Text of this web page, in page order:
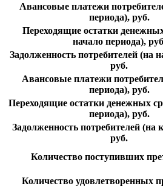
Авансовые платежи
периода), руб.
Переходящие остатки
начало периода),
Задолженность потребителей (на
руб.
Авансовые платежи
периода), руб.
Переходящие остатки денежных
периода), руб.
Задолженность потребителей (на
руб.
Количество поступивших
Количество удовлетворенных